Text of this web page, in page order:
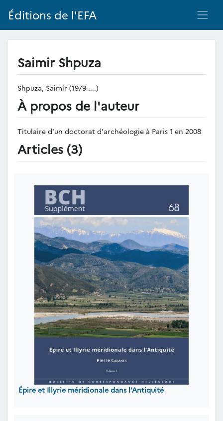
Éditions de l'EFA
Saimir Shpuza
Shpuza, Saimir (1979-....)
À propos de l'auteur
Titulaire d'un doctorat d'archéologie à Paris 1 en 2008
Articles (3)
Épire et Illyrie méridionale dans l’Antiquité